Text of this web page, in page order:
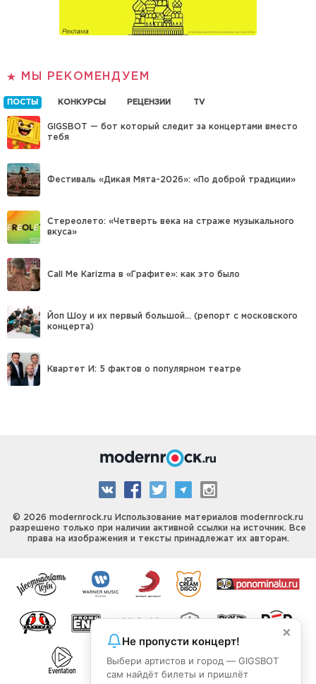
МЫ РЕКОМЕНДУЕМ
ПОСТЫ КОНКУРСЫ РЕЦЕНЗИИ TV
GIGSBOT — бот который следит за концертами вместо
тебя
Фестиваль «Дикая Мята-2026»: «По доброй традиции»
Стереолето: «Четверть века на страже музыкального
вкуса»
Call Me Karizma в «Графите»: как это было
Йоп Шоу и их первый большой… (репорт с московского
концерта)
Квартет И: 5 фактов о популярном театре
© 2026 modernrock.ru Использование материалов modernrock.ru
разрешено только при наличии активной ссылки на источник. Все
права на изображения и тексты принадлежат их авторам.
×
Не пропусти концерт!
Выбери артистов и город — GIGSBOT
сам найдёт билеты и пришлёт